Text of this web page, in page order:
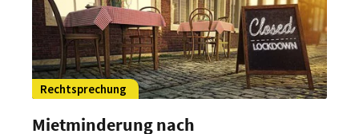
Rechtsprechung
Mietminderung nach